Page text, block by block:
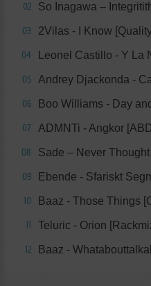
02 So Inagawa –
03 2Vilas - I Know
04 Leonel Castillo - Y
05 Andrey Djackonda -
06 Boo Williams - Day
07 ADMNTi - Angkor
08 Sade – Never
09 Ebende - Sfariskt
10 Baaz - Those Things
11 Teluric - Orion
12 Baaz -